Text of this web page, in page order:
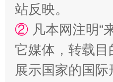
招工难、用工荒背
站反映。
② 凡本网注明“
它媒体，转载
展示国家的国